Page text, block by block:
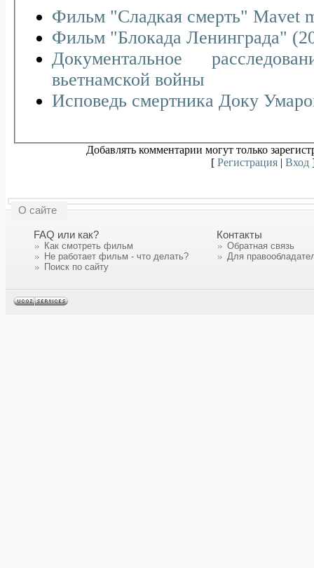
Фильм "Сладкая
Фильм "Блокада Ленинграда"
Документальное
вьетнамской войны
Исповедь смертника Доку
Добавлять комментарии могут только
[ Регистрация| Вход
О сайте
FAQ или как?
Как смотреть фильм
Не работает фильм - что делать?
Поиск по сайту
Контакты
Обратная связь
Для